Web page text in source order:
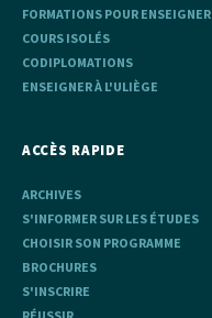
FORMATIONS POUR ENSEIGNER
COURS ISOLÉS
CODIPLOMATIONS
ENSEIGNER À L'ULIÈGE
ACCÈS RAPIDE
ARCHIVES
S'INFORMER SUR LES ÉTUDES
CHOISIR SON PROGRAMME
BROCHURES
S'INSCRIRE